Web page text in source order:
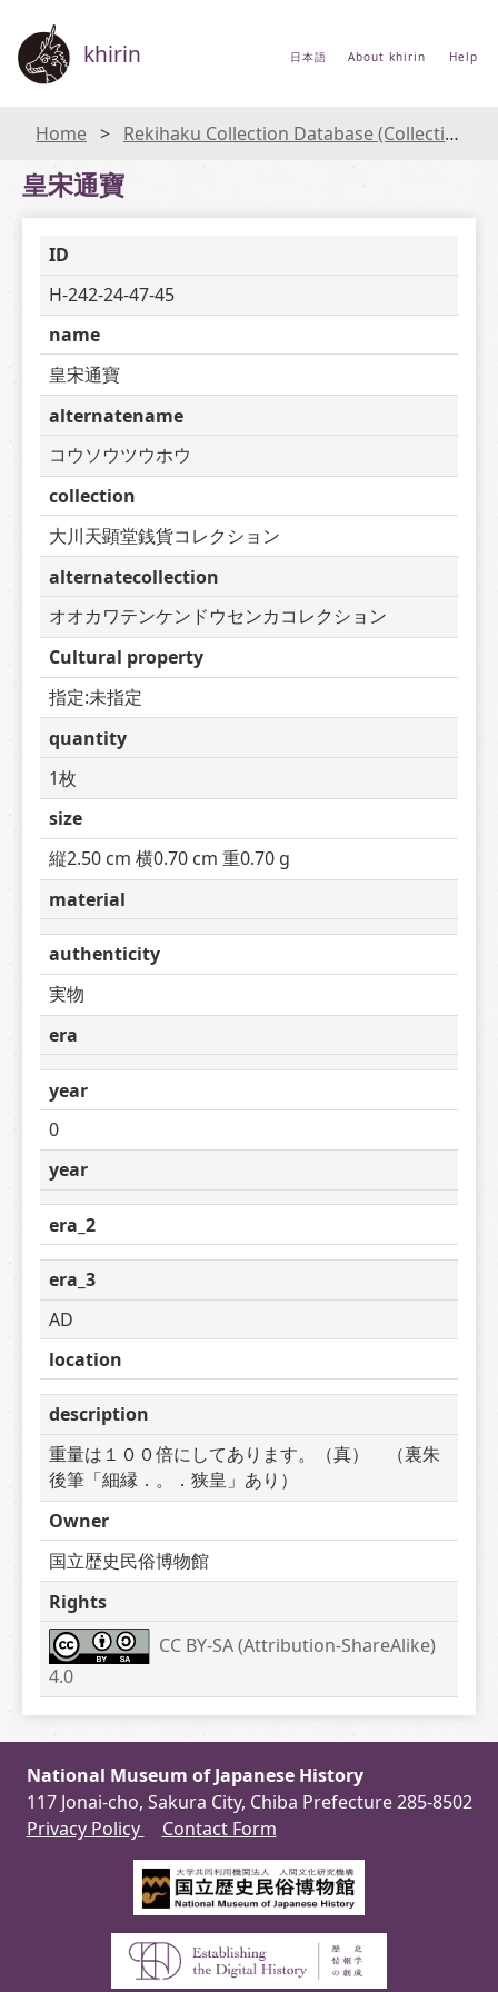
khirin 日本語 About khirin Help
Home Rekihaku Collection Database (Collections Database of the National Museum of Japanese History)
皇宋通寶
ID
H-242-24-47-45
name
皇宋通寶
alternatename
コウソウツウホウ
collection
大川天顕堂銭貨コレクション
alternatecollection
オオカワテンケンドウセンカコレクション
Cultural property
指定:未指定
quantity
1枚
size
縦2.50 cm 横0.70 cm 重0.70 g
material
authenticity
実物
era
year
0
year
era_2
era_3
AD
location
description
重量は１００倍にしてあります。（真）　（裏朱
後筆「細縁．。．狭皇」あり）
Owner
国立歴史民俗博物館
Rights
CC BY-SA (Attribution-ShareAlike)
4.0
National Museum of Japanese History
117 Jonai-cho, Sakura City, Chiba Prefecture 285-8502
Privacy Policy
Contact Form